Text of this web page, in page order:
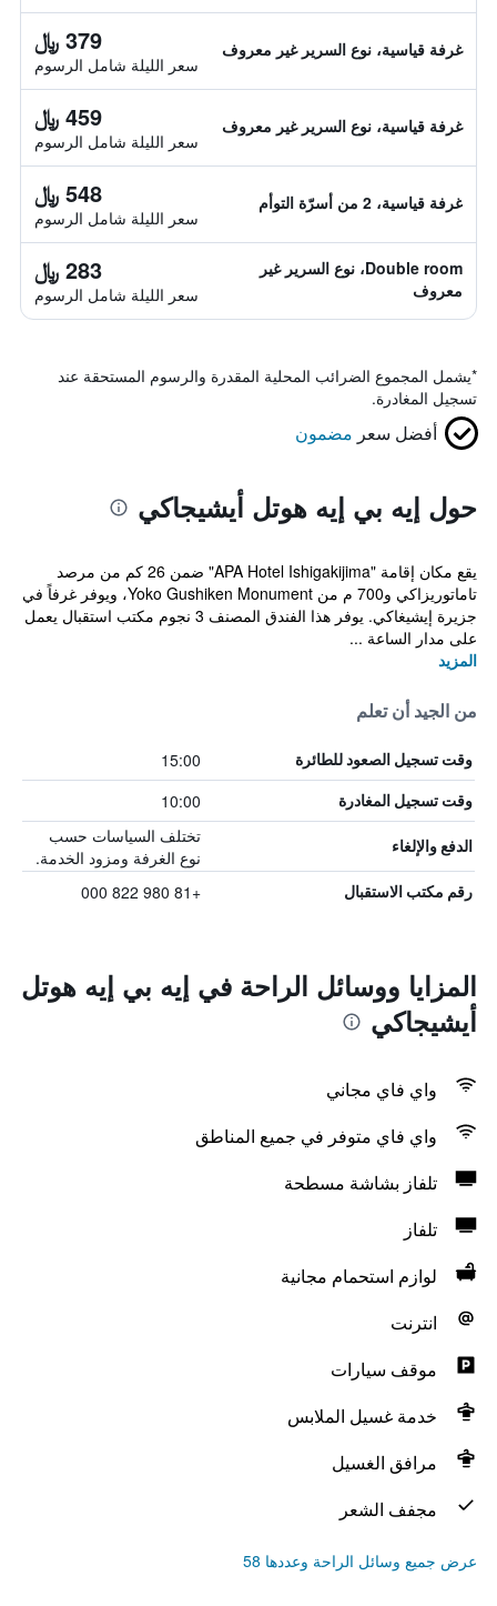
غرفة قياسية، نوع السرير غير معروف 379 ﷼
سعر الليلة شامل الرسوم
غرفة قياسية، نوع السرير غير معروف 459 ﷼
سعر الليلة شامل الرسوم
غرفة قياسية، 2 من أسرّة التوأم 548 ﷼
سعر الليلة شامل الرسوم
Double room، نوع السرير غير
معروف
283 ﷼
سعر الليلة شامل الرسوم
*يشمل المجموع الضرائب المحلية المقدرة والرسوم المستحقة عند
تسجيل المغادرة.
أفضل سعر مضمون
حول إيه بي إيه هوتل أيشيجاكي
يقع مكان إقامة "APA Hotel Ishigakijima" ضمن 26 كم من مرصد
تاماتوريزاكي و700 م من Yoko Gushiken Monument، ويوفر غرفاً في
جزيرة إيشيغاكي. يوفر هذا الفندق المصنف 3 نجوم مكتب استقبال يعمل
على مدار الساعة ...
المزيد
من الجيد أن تعلم
وقت تسجيل الصعود للطائرة 15:00
وقت تسجيل المغادرة 10:00
الدفع والإلغاء
تختلف السياسات حسب
نوع الغرفة ومزود الخدمة.
رقم مكتب الاستقبال +81 980 822 000
المزايا ووسائل الراحة في إيه بي إيه هوتل
أيشيجاكي
واي فاي مجاني
واي فاي متوفر في جميع المناطق
تلفاز بشاشة مسطحة
تلفاز
لوازم استحمام مجانية
انترنت
موقف سيارات
خدمة غسيل الملابس
مرافق الغسيل
مجفف الشعر
عرض جميع وسائل الراحة وعددها 58